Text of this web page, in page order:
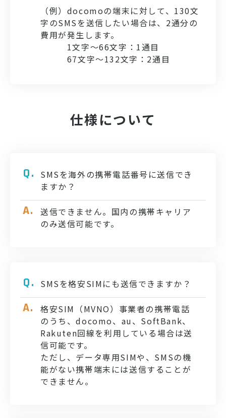
（例）docomoの端末に対して、130文
字のSMSを送信したい場合は、2通分の
費用が発生します。
1文字～66文字：1通目
67文字～132文字：2通目
仕様について
SMSを海外の携帯電話番号に送信でき
ますか？
送信できません。国内の携帯キャリア
のみ送信可能です。
SMSを格安SIMにも送信できますか？
格安SIM（MVNO）事業者の携帯電話
のうち、docomo、au、SoftBank、
Rakuten回線を利用している場合は送
信可能です。
ただし、データ専用SIMや、SMSの機
能がない携帯端末には送信することが
できません。